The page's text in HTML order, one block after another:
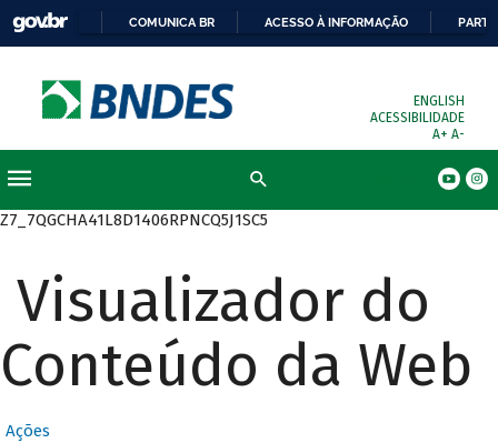
COMUNICA BR ACESSO À INFORMAÇÃO
ENGLISH
ACESSIBILIDADE
A+ A-
Z7_7QGCHA41L8D1406RPNCQ5J1SC5
Visualizador do
Conteúdo da Web
Ações